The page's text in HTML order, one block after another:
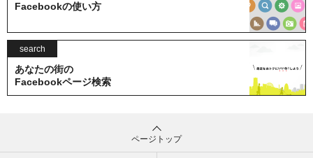
Facebookの使い方
search
あなたの街の
Facebookページ検索
ページトップ